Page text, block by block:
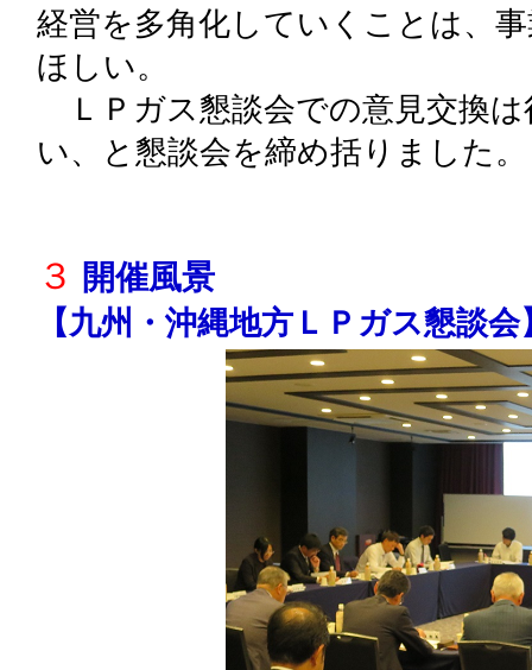
経営を多角化していくことは、
ほしい。
ＬＰガス懇談会での意見交換
い、と懇談会を締め括りました。
３ 開催風景
【九州・沖縄地方ＬＰガス懇談会